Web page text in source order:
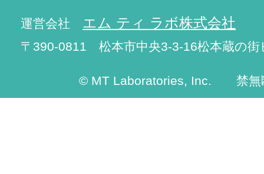
運営会社 エム ティ ラボ株式会社
〒390-0811 松本市中央3-3-16松本蔵の街
© MT Laboratories, Inc. 禁無